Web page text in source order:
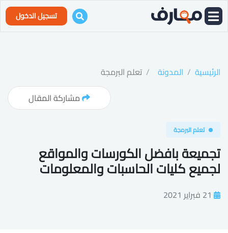
تسجيل الدخول
الرئيسية المدونة
تعلم البرمجة
مشاركة المقال
تعلم البرمجة
تجميعة بافضل الكورسات والمواقع
لجميع كليات الحاسبات والمعلومات
21 فبراير 2021